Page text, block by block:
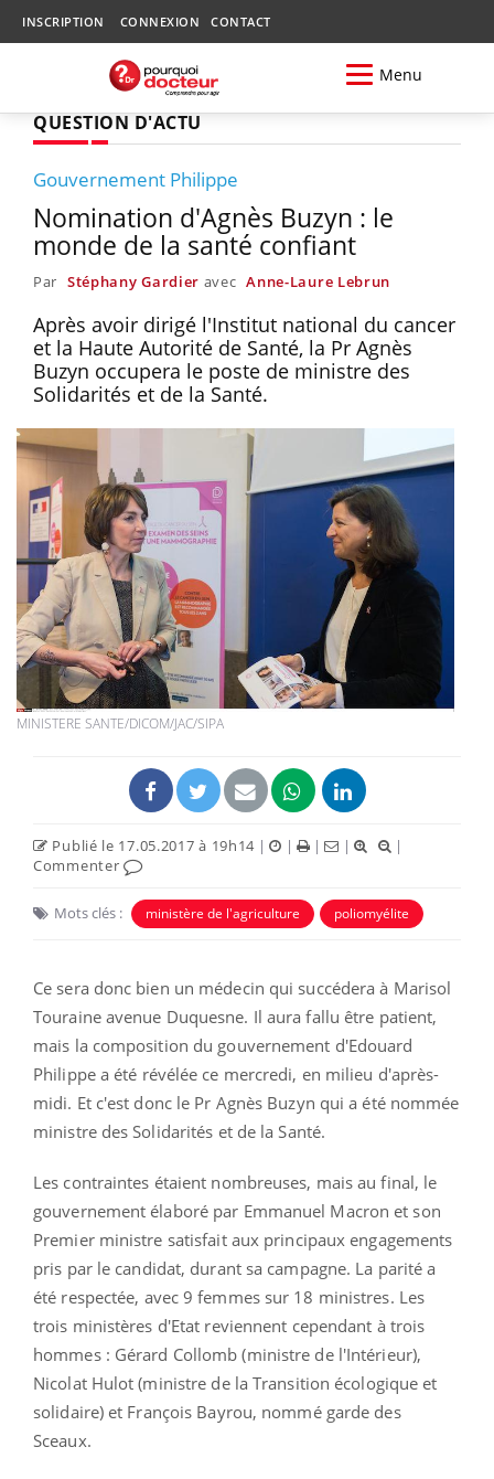
INSCRIPTION CONNEXION CONTACT
Menu
QUESTION D'ACTU
Gouvernement Philippe
Nomination d'Agnès Buzyn : le
monde de la santé confiant
Par Stéphany Gardier avec Anne-Laure Lebrun
Après avoir dirigé l'Institut national du cancer
et la Haute Autorité de Santé, la Pr Agnès
Buzyn occupera le poste de ministre des
Solidarités et de la Santé.
MINISTERE SANTE/DICOM/JAC/SIPA
Publié le 17.05.2017 à 19h14 | | | |
|
Commenter
Mots clés : ministère de l'agriculture poliomyélite
Ce sera donc bien un médecin qui succédera à Marisol
Touraine avenue Duquesne. Il aura fallu être patient,
mais la composition du gouvernement d'Edouard
Philippe a été révélée ce mercredi, en milieu d'après-
midi. Et c'est donc le Pr Agnès Buzyn qui a été nommée
ministre des Solidarités et de la Santé.
Les contraintes étaient nombreuses, mais au final, le
gouvernement élaboré par Emmanuel Macron et son
Premier ministre satisfait aux principaux engagements
pris par le candidat, durant sa campagne. La parité a
été respectée, avec 9 femmes sur 18 ministres. Les
trois ministères d'Etat reviennent cependant à trois
hommes : Gérard Collomb (ministre de l'Intérieur),
Nicolat Hulot (ministre de la Transition écologique et
solidaire) et François Bayrou, nommé garde des
Sceaux.